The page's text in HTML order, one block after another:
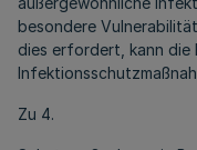
besondere
dies erfordert, kann die
Zu 4.